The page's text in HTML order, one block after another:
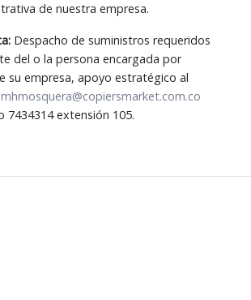
de nuestra empresa.
Despacho de suministros requeridos
del o la persona encargada por
su empresa, apoyo estratégico al
mhmosquera@copiersmarket.com.co
7434314 extensión 105.